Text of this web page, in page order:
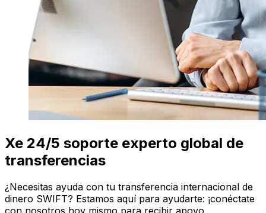
Xe 24/5 soporte experto global de
transferencias
¿Necesitas ayuda con tu transferencia internacional de
dinero SWIFT? Estamos aquí para ayudarte: ¡conéctate
con nosotros hoy mismo para recibir apoyo